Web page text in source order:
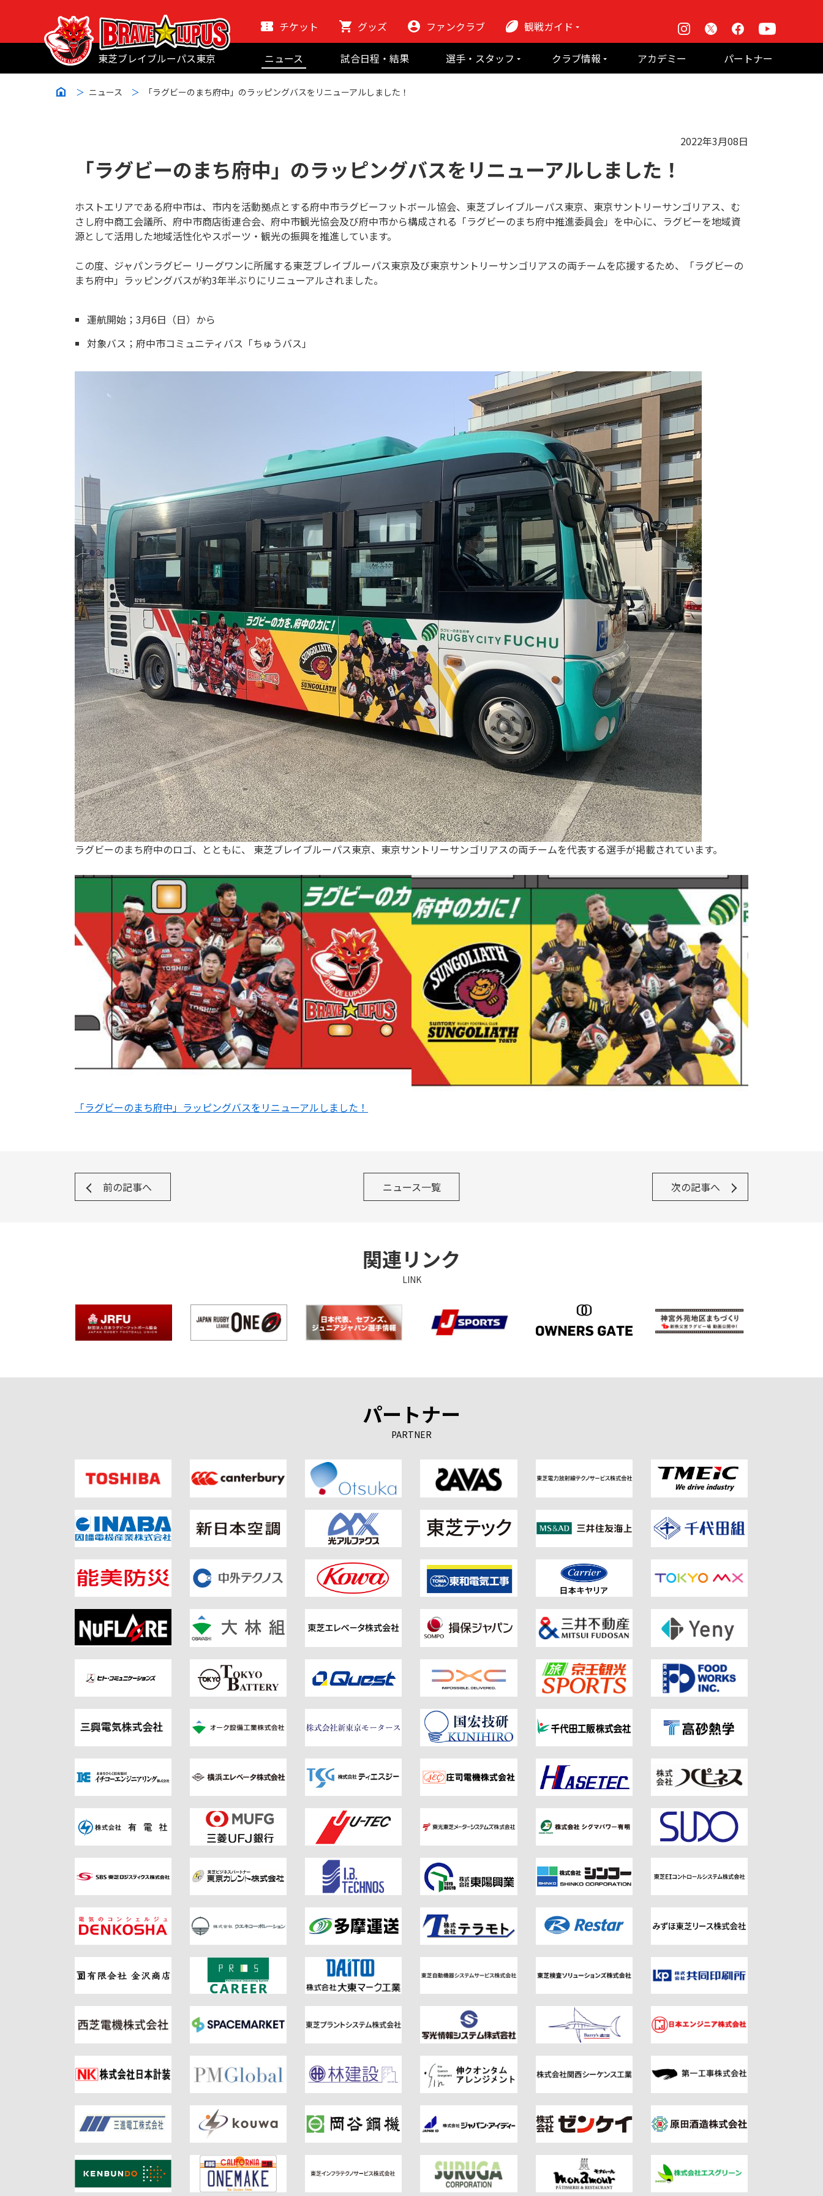
東芝ブレイブルーパス東京
チケット グッズ ファンクラブ
観戦ガイド
初めての観戦
Instagram Facebook
ニュース
試合日程・結果
選手・スタッフ
クラブ情報
アカデミー パートナー
ニュース 「ラグビーのまち府中」のラッピングバスをリニューアルしました！
2022年3月08日
「ラグビーのまち府中」のラッピングバスをリニューアルしました！
ホストエリアである府中市は、市内を活動拠点とする府中市ラグビーフットボール協会、東芝ブレイブルーパス東京、東京サントリーサンゴリアス、む
さし府中商工会議所、府中市商店街連合会、府中市観光協会及び府中市から構成される「ラグビーのまち府中推進委員会」を中心に、ラグビーを地域資
源として活用した地域活性化やスポーツ・観光の振興を推進しています。
この度、ジャパンラグビー リーグワンに所属する東芝ブレイブルーパス東京及び東京サントリーサンゴリアスの両チームを応援するため、「ラグビーの
まち府中」ラッピングバスが約3年半ぶりにリニューアルされました。
運航開始；3月6日（日）から
対象バス；府中市コミュニティバス「ちゅうバス」
ラグビーのまち府中のロゴ、とともに、 東芝ブレイブルーパス東京、東京サントリーサンゴリアスの両チームを代表する選手が掲載されています。
「ラグビーのまち府中」ラッピングバスをリニューアルしました！
ニュース一覧
前の記事へ 次の記事へ
関連リンク
LINK
パートナー
PARTNER